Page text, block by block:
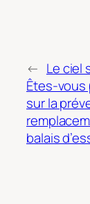
← Le ciel
Êtes-vous
sur la
balais